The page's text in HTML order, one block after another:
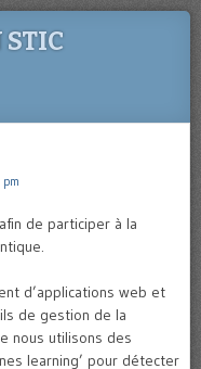
STIC
pm
de participer à la
d’applications web et
de gestion de la
nous utilisons des
learning’ pour détecter